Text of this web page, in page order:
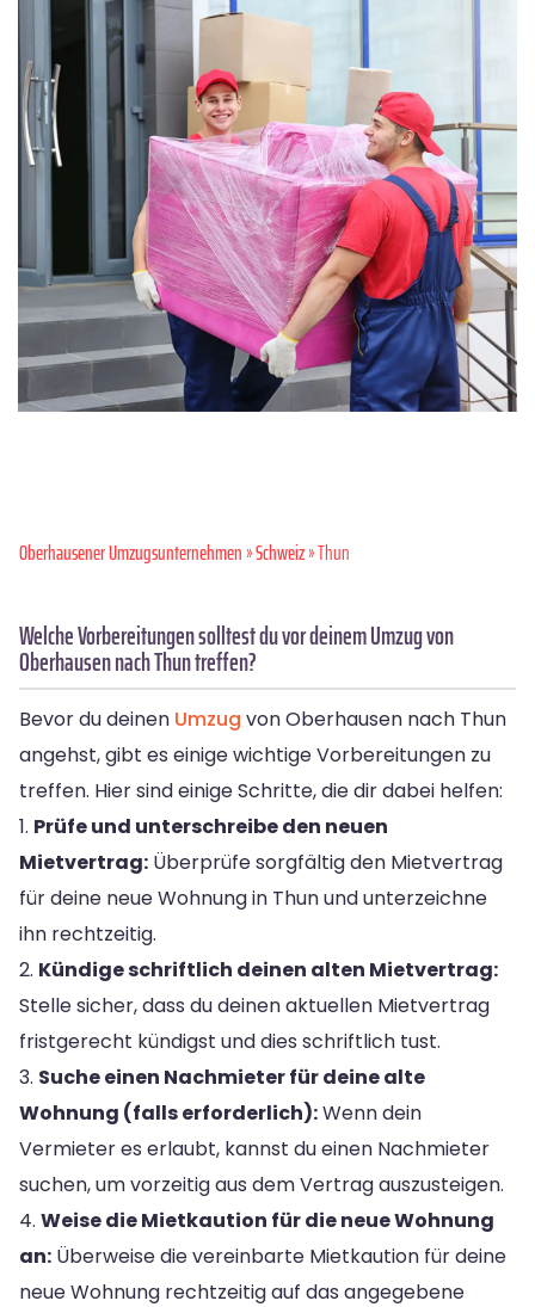
Oberhausener Umzugsunternehmen»Schweiz» Thun
Welche Vorbereitungen solltest du vor deinem Umzug von
Oberhausen nach Thun treffen?
Bevor du deinen Umzug von Oberhausen nach Thun
angehst, gibt es einige wichtige Vorbereitungen zu
treffen. Hier sind einige Schritte, die dir dabei helfen:
1. Prüfe und unterschreibe den neuen
Mietvertrag: Überprüfe sorgfältig den Mietvertrag
für deine neue Wohnung in Thun und unterzeichne
ihn rechtzeitig.
2. Kündige schriftlich deinen alten Mietvertrag:
Stelle sicher, dass du deinen aktuellen Mietvertrag
fristgerecht kündigst und dies schriftlich tust.
3. Suche einen Nachmieter für deine alte
Wohnung (falls erforderlich):Wenn dein
Vermieter es erlaubt, kannst du einen Nachmieter
suchen, um vorzeitig aus dem Vertrag auszusteigen.
4. Weise die Mietkaution für die neue Wohnung
an: Überweise die vereinbarte Mietkaution für deine
neue Wohnung rechtzeitig auf das angegebene